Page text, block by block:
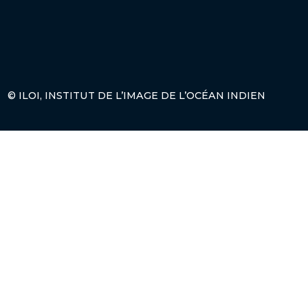
© ILOI, INSTITUT DE L’IMAGE DE L’OCÉAN INDIEN